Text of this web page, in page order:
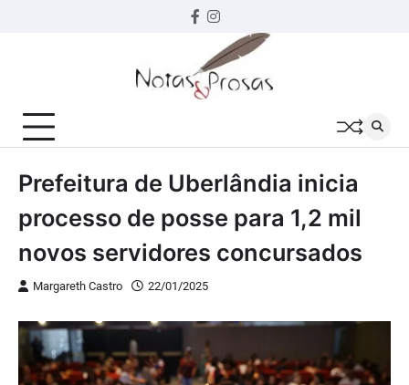
Facebook
instagram
Prefeitura de Uberlândia inicia
processo de posse para 1,2 mil
novos servidores concursados
Margareth Castro 22/01/2025